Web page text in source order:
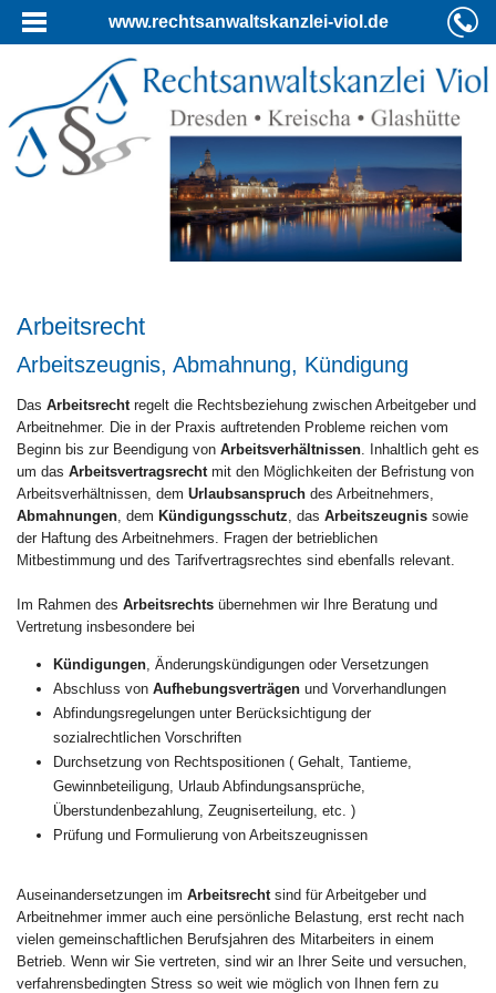
www.rechtsanwaltskanzlei-viol.de
Arbeitsrecht
Arbeitszeugnis, Abmahnung, Kündigung
Das Arbeitsrecht regelt die Rechtsbeziehung zwischen Arbeitgeber und
Arbeitnehmer. Die in der Praxis auftretenden Probleme reichen vom
Beginn bis zur Beendigung von Arbeitsverhältnissen . Inhaltlich geht es
um das Arbeitsvertragsrecht mit den Möglichkeiten der Befristung von
Arbeitsverhältnissen, dem Urlaubsanspruch des Arbeitnehmers,
Abmahnungen , dem Kündigungsschutz , das Arbeitszeugnis sowie
der Haftung des Arbeitnehmers. Fragen der betrieblichen
Mitbestimmung und des Tarifvertragsrechtes sind ebenfalls relevant.
Im Rahmen des Arbeitsrechts übernehmen wir Ihre Beratung und
Vertretung insbesondere bei
Kündigungen, Änderungskündigungen oder Versetzungen
Abschluss von Aufhebungsverträgenund Vorverhandlungen
Abfindungsregelungen unter Berücksichtigung der
sozialrechtlichen Vorschriften
Durchsetzung von Rechtspositionen ( Gehalt, Tantieme,
Gewinnbeteiligung, Urlaub Abfindungsansprüche,
Überstundenbezahlung, Zeugniserteilung, etc. )
Prüfung und Formulierung von Arbeitszeugnissen
Auseinandersetzungen im Arbeitsrecht sind für Arbeitgeber und
Arbeitnehmer immer auch eine persönliche Belastung, erst recht nach
vielen gemeinschaftlichen Berufsjahren des Mitarbeiters in einem
Betrieb. Wenn wir Sie vertreten, sind wir an Ihrer Seite und versuchen,
verfahrensbedingten Stress so weit wie möglich von Ihnen fern zu